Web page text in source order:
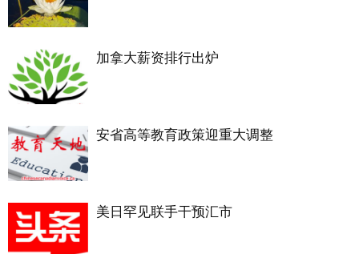
加拿大薪资排行出炉
安省高等教育政策迎重大调整
美日罕见联手干预汇市